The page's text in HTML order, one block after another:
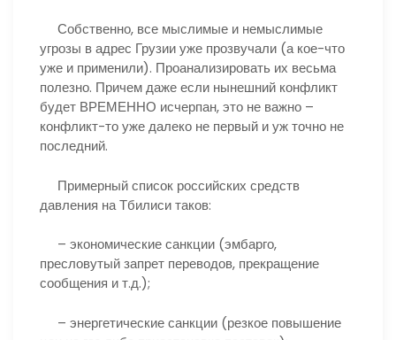
Собственно, все мыслимые и немыслимые
угрозы в адрес Грузии уже прозвучали (а кое-что
уже и применили). Проанализировать их весьма
полезно. Причем даже если нынешний конфликт
будет ВРЕМЕННО исчерпан, это не важно –
конфликт-то уже далеко не первый и уж точно не
последний.
Примерный список российских средств
давления на Тбилиси таков:
– экономические санкции (эмбарго,
пресловутый запрет переводов, прекращение
сообщения и т.д.);
– энергетические санкции (резкое повышение